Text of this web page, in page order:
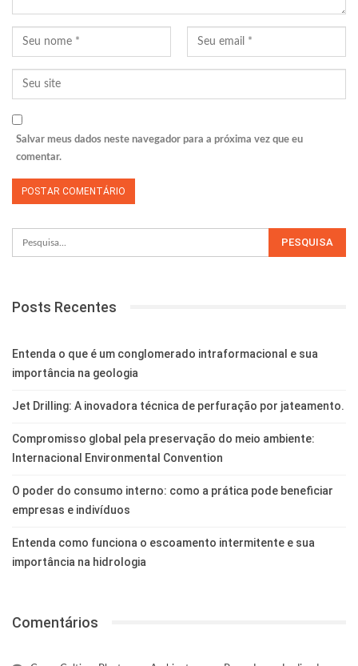
Salvar meus dados neste navegador para a próxima vez que eu
comentar.
Posts Recentes
Entenda o que é um conglomerado intraformacional e sua
importância na geologia
Jet Drilling: A inovadora técnica de perfuração por jateamento.
Compromisso global pela preservação do meio ambiente:
Internacional Environmental Convention
O poder do consumo interno: como a prática pode beneficiar
empresas e indivíduos
Entenda como funciona o escoamento intermitente e sua
importância na hidrologia
Comentários